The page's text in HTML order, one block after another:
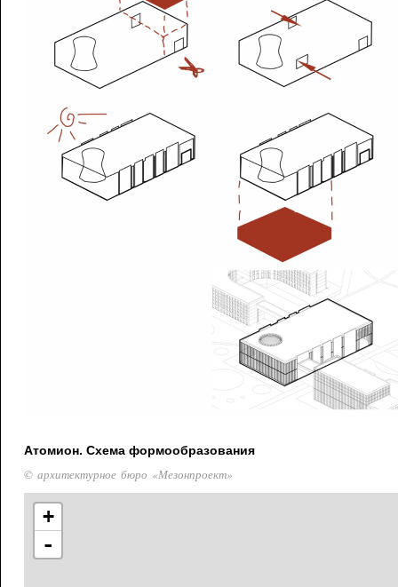
Атомион. Схема формообразования
© архитектурное бюро «Мезонпроект»
+
-